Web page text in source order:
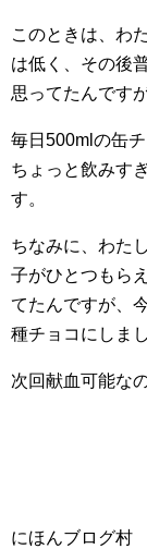
このときは、わ
は低く、その後
思ってたんです
毎日500mlの缶
ちょっと飲みす
す。
ちなみに、わた
子がひとつもら
てたんですが、
種チョコにしまし
次回献血可能な
にほんブログ村